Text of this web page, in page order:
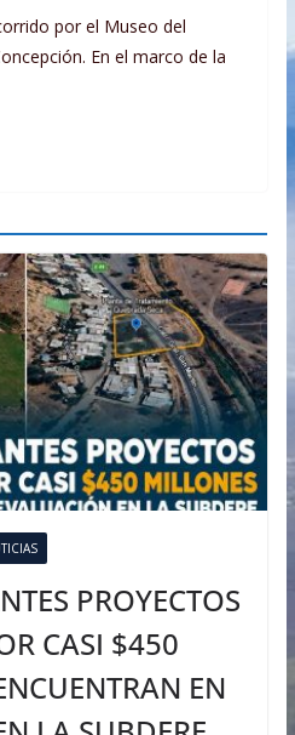
por el Museo del
En el marco de la
PROYECTOS
CASI $450
EN